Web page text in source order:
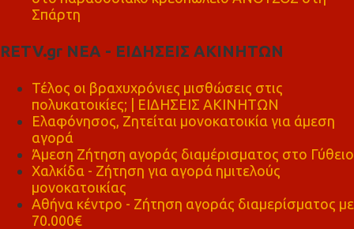
Σπάρτη
RETV.gr ΝΕΑ - ΕΙΔΗΣΕΙΣ ΑΚΙΝΗΤΩΝ
Τέλος οι βραχυχρόνιες μισθώσεις στις
πολυκατοικίες; | ΕΙΔΗΣΕΙΣ ΑΚΙΝΗΤΩΝ
Ελαφόνησος, Ζητείται μονοκατοικία για άμεση
αγορά
Άμεση Ζήτηση αγοράς διαμέρισματος στο Γύθειο
Χαλκίδα - Ζήτηση για αγορά ημιτελούς
μονοκατοικίας
Αθήνα κέντρο - Ζήτηση αγοράς διαμερίσματος με
70.000€